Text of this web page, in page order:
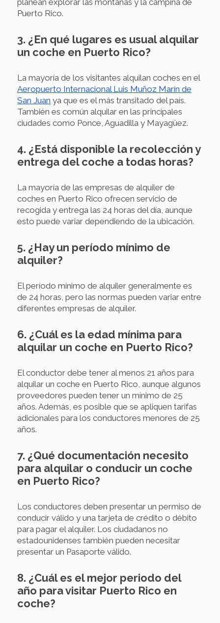
Puerto Rico.
3. ¿En qué lugares es usual alquilar
un coche en Puerto Rico?
La mayoría de los visitantes alquilan coches en el
Aeropuerto Internacional Luis Muñoz Marín de
San Juan ya que es el más transitado del país.
También es común alquilar en las principales
ciudades como Ponce, Aguadilla y Mayagüez.
4. ¿Está disponible la recolección y
entrega del coche a todas horas?
La mayoría de las empresas de alquiler de
coches en Puerto Rico ofrecen servicio de
recogida y entrega las 24 horas del día, aunque
esto puede variar dependiendo de la ubicación.
5. ¿Hay un período mínimo de
alquiler?
El período mínimo de alquiler generalmente es
de 24 horas, pero las normas pueden variar entre
diferentes empresas de alquiler.
6. ¿Cuál es la edad mínima para
alquilar un coche en Puerto Rico?
El conductor debe tener al menos 21 años para
alquilar un coche en Puerto Rico, aunque algunos
proveedores pueden tener un mínimo de 25
años. Además, es posible que se apliquen tarifas
adicionales para los conductores menores de 25
años.
7. ¿Qué documentación necesito
para alquilar o conducir un coche
en Puerto Rico?
Los conductores deben presentar un permiso de
conducir válido y una tarjeta de crédito o débito
para pagar el alquiler. Los ciudadanos no
estadounidenses también pueden necesitar
presentar un Pasaporte válido.
8. ¿Cuál es el mejor periodo del
año para visitar Puerto Rico en
coche?